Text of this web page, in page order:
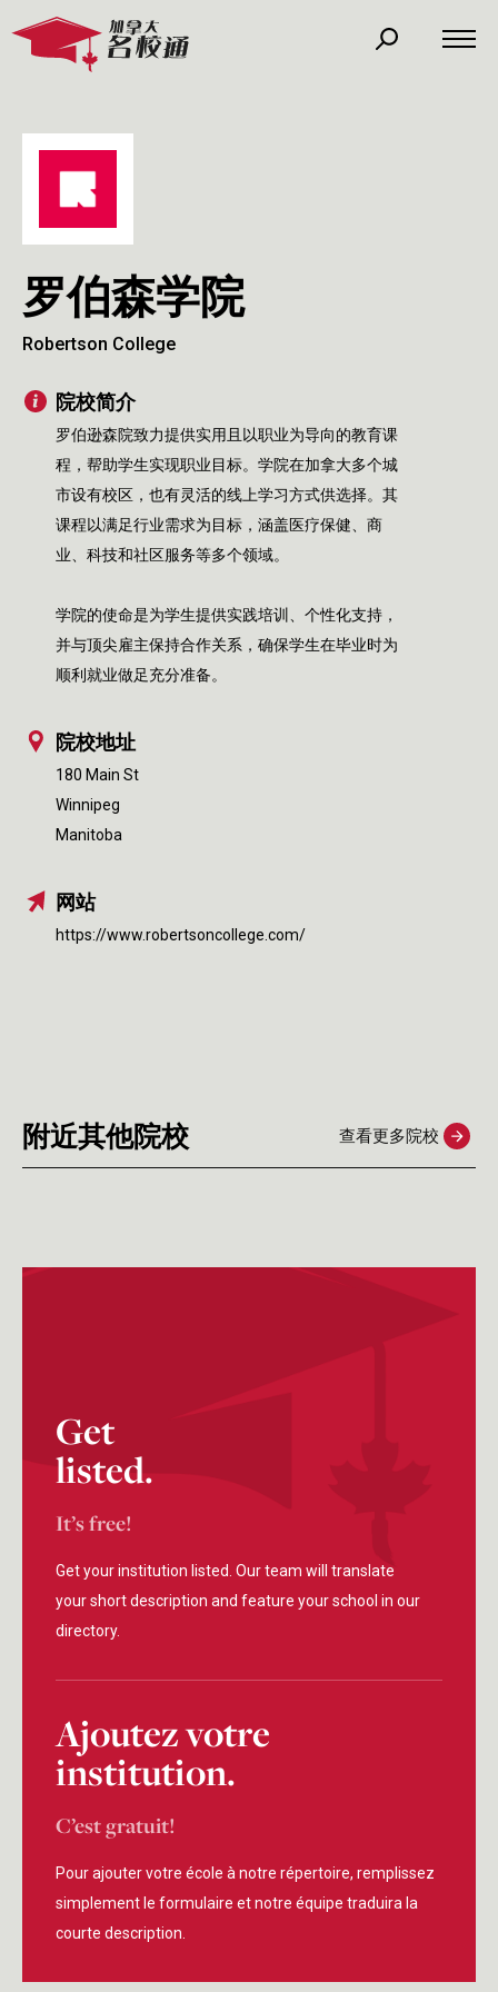
罗伯森学院
Robertson College
院校简介
罗伯逊森院致力提供实用且以职业为导向的教育课
程，帮助学生实现职业目标。学院在加拿大多个城
市设有校区，也有灵活的线上学习方式供选择。其
课程以满足行业需求为目标，涵盖医疗保健、商
业、科技和社区服务等多个领域。
学院的使命是为学生提供实践培训、个性化支持，
并与顶尖雇主保持合作关系，确保学生在毕业时为
顺利就业做足充分准备。
院校地址
180 Main St
Winnipeg
Manitoba
网站
https://www.robertsoncollege.com/
附近其他院校 查看更多院校
温尼伯大学 曼尼托巴大学
Get
listed.
It’s free!
Get your institution listed. Our team will translate
your short description and feature your school in our
directory.
Ajoutez votre
institution.
C’est gratuit!
Pour ajouter votre école à notre répertoire, remplissez
simplement le formulaire et notre équipe traduira la
courte description.